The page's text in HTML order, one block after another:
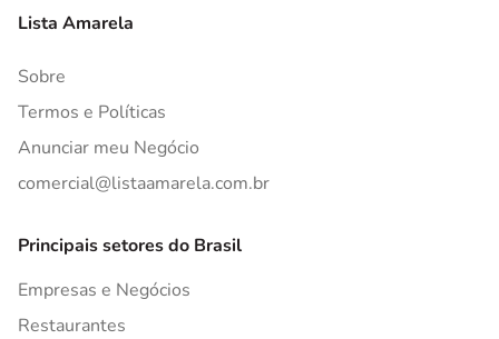
Lista Amarela
Sobre
Termos e Políticas
Anunciar meu Negócio
comercial@listaamarela.com.br
Principais setores do Brasil
Empresas e Negócios
Restaurantes